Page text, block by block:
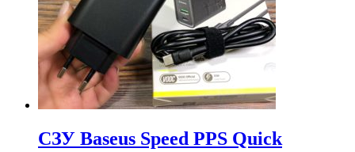
СЗУ Baseus Speed PPS Quick